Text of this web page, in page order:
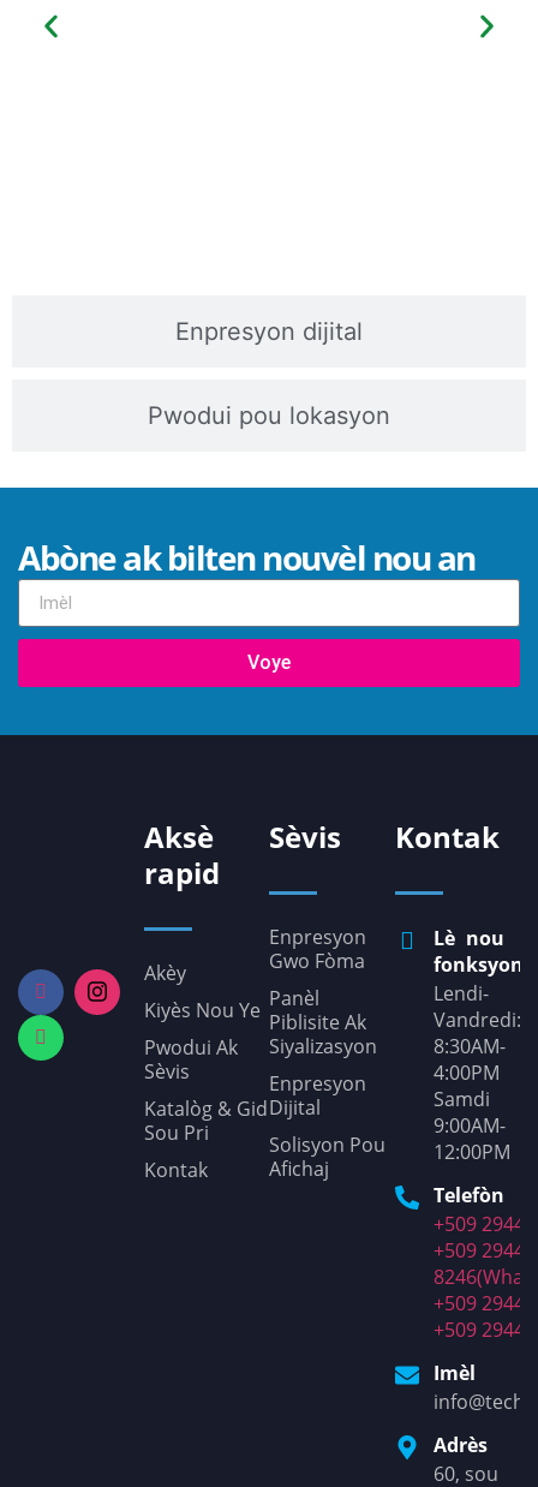
Enpresyon dijital
Pwodui pou lokasyon
Abòne ak bilten nouvèl nou an
Voye
Aksè
rapid
Akèy
Kiyès Nou Ye
Pwodui Ak
Sèvis
Katalòg & Gid
Sou Pri
Kontak
Sèvis
Enpresyon
Gwo Fòma
Panèl
Piblisite Ak
Siyalizasyon
Enpresyon
Dijital
Solisyon Pou
Afichaj
Kontak
Lè nou
fonksyone
Lendi-
Vandredi:
8:30AM-
4:00PM
Samdi
9:00AM-
12:00PM
Telefòn
+509 2944-
+509 2944-
+509 2944-
+509 2944-
Imèl
Adrès
60, sou